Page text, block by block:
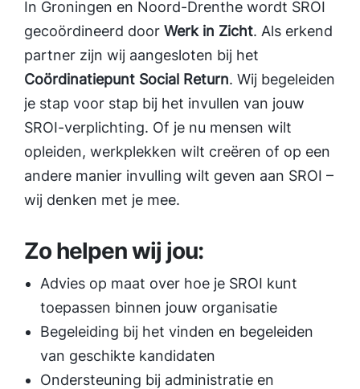
In Groningen en Noord-Drenthe wordt SROI
gecoördineerd door Werk in Zicht. Als erkend
partner zijn wij aangesloten bij het
Coördinatiepunt Social Return. Wij begeleiden
je stap voor stap bij het invullen van jouw
SROI-verplichting. Of je nu mensen wilt
opleiden, werkplekken wilt creëren of op een
andere manier invulling wilt geven aan SROI –
wij denken met je mee.
Zo helpen wij jou:
Advies op maat over hoe je SROI kunt
toepassen binnen jouw organisatie
Begeleiding bij het vinden en begeleiden
van geschikte kandidaten
Onder­steuning bij administratie en